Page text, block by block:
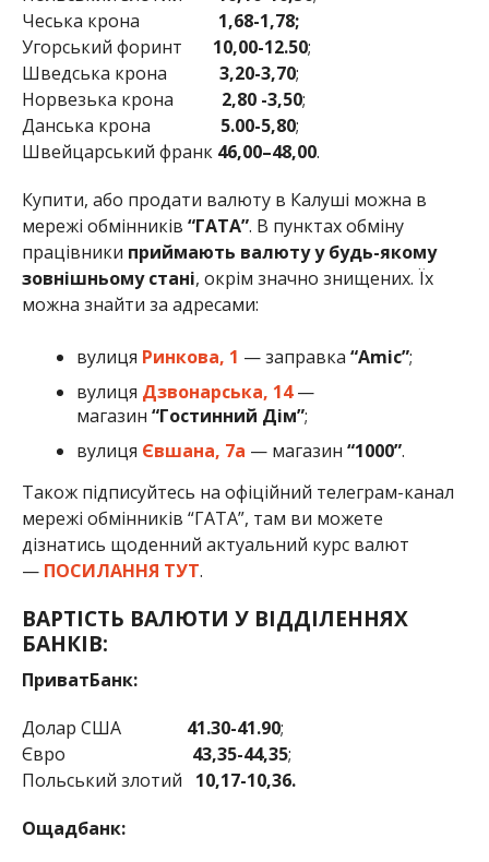
Чеська крона 1,68-1,78;
Угорський форинт 10,00-12.50;
Шведська крона 3,20-3,70;
Норвезька крона 2,80 -3,50;
Данська крона 5.00-5,80;
Швейцарський франк 46,00–48,00.
Купити, або продати валюту в Калуші можна в
мережі обмінників “ГАТА”. В пунктах обміну
працівники приймають валюту у будь-якому
зовнішньому стані, окрім значно знищених. Їх
можна знайти за адресами:
вулиця Ринкова, 1 — заправка “Amic”;
вулиця Дзвонарська, 14—
магазин “Гостинний Дім”;
вулиця Євшана, 7а — магазин “1000”.
Також підписуйтесь на офіційний телеграм-канал
мережі обмінників “ГАТА”, там ви можете
дізнатись щоденний актуальний курс валют
— ПОСИЛАННЯ ТУТ.
ВАРТІСТЬ ВАЛЮТИ У ВІДДІЛЕННЯХ
БАНКІВ:
ПриватБанк:
Долар США 41.30-41.90;
Євро 43,35-44,35;
Польський злотий 10,17-10,36.
Ощадбанк: